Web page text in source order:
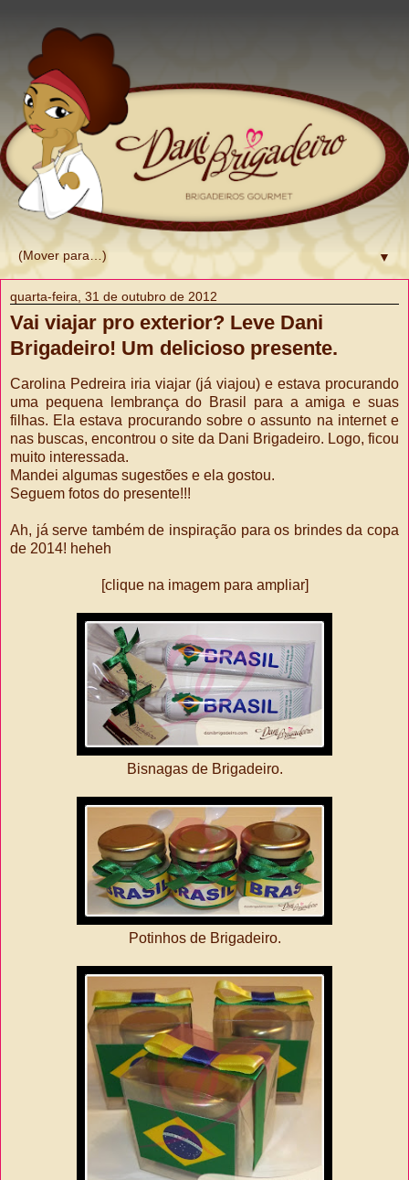
▼
quarta-feira, 31 de outubro de 2012
Vai viajar pro exterior? Leve Dani
Brigadeiro! Um delicioso presente.
Carolina Pedreira iria viajar (já viajou) e estava procurando
uma pequena lembrança do Brasil para a amiga e suas
filhas. Ela estava procurando sobre o assunto na internet e
nas buscas, encontrou o site da Dani Brigadeiro. Logo, ficou
muito interessada.
Mandei algumas sugestões e ela gostou.
Seguem fotos do presente!!!
Ah, já serve também de inspiração para os brindes da copa
de 2014! heheh
[clique na imagem para ampliar]
Bisnagas de Brigadeiro.
Potinhos de Brigadeiro.